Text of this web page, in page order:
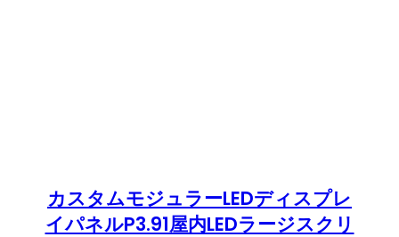
カスタムモジュラーLEDディスプレ
イパネルP3.91屋内LEDラージスクリ